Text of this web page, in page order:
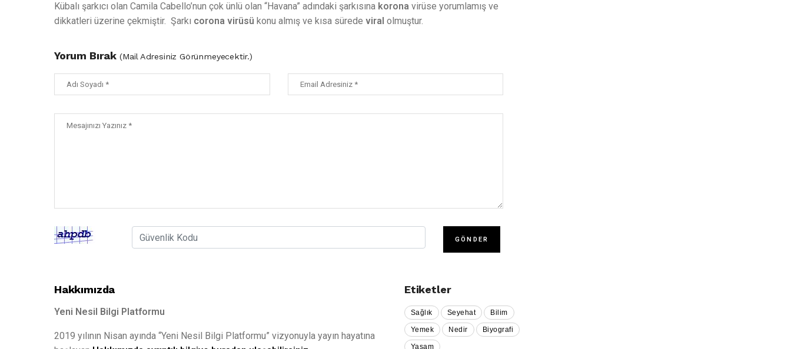
Kübalı şarkıcı olan Camila Cabello’nun çok ünlü olan “Havana” adındaki şarkısına korona virüse yorumlamış ve
dikkatleri üzerine çekmiştir. Şarkı corona virüsü konu almış ve kısa sürede viral olmuştur.
Yorum Bırak (Mail Adresiniz Görünmeyecektir.)
Hakkımızda
Yeni Nesil Bilgi Platformu
2019 yılının Nisan ayında “Yeni Nesil Bilgi Platformu” vizyonuyla yayın hayatına
Etiketler
Sağlık Seyehat Bilim
Yemek Nedir Biyografi
Yaşam